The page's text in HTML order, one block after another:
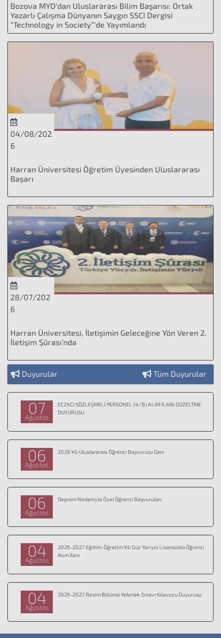
Bozova MYO'dan Uluslararası Bilim Başarısı: Ortak
Yazarlı Çalışma Dünyanın Saygın SSCI Dergisi
“Technology in Society”'de Yayımlandı
04/08/202
6
Harran Üniversitesi Öğretim Üyesinden Uluslararası
Başarı
28/07/202
6
Harran Üniversitesi, İletişimin Geleceğine Yön Veren 2.
İletişim Şûrası’nda
Duyurular Tüm Duyurular
07
Ağustos
ECZACI SÖZLEŞMELİ PERSONEL (4/B) ALIM İLANI DÜZELTME
DUYURUSU
06
Ağustos
2026 Yılı Uluslararası Öğrenci Başvurusu İlanı
06
Ağustos
Deprem Nedeniyle Özel Öğrenci Başvuruları
04
Ağustos
2026-2027 Eğitim-Öğretim Yılı Güz Yarıyılı Lisansüstü Öğrenci
Alım İlanı
04
Ağustos
2026-2027 Resim Bölümü Yetenek Sınavı Kılavuzu Duyurusu